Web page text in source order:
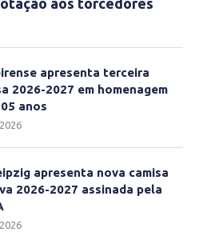
aos torcedores
apresenta terceira
2026-2027 em homenagem
anos
apresenta nova camisa
2026-2027 assinada pela